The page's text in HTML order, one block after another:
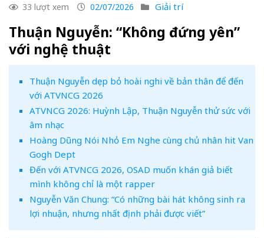
33 lượt xem 02/07/2026 Giải trí
Thuận Nguyễn: “Không đứng yên”
với nghệ thuật
Thuận Nguyễn dẹp bỏ hoài nghi về bản thân để đến
với ATVNCG 2026
ATVNCG 2026: Huỳnh Lập, Thuận Nguyễn thử sức với
âm nhạc
Hoàng Dũng Nói Nhỏ Em Nghe cùng chủ nhân hit Van
Gogh Dept
Đến với ATVNCG 2026, OSAD muốn khán giả biết
mình không chỉ là một rapper
Nguyễn Văn Chung: “Có những bài hát không sinh ra
lợi nhuận, nhưng nhất định phải được viết”